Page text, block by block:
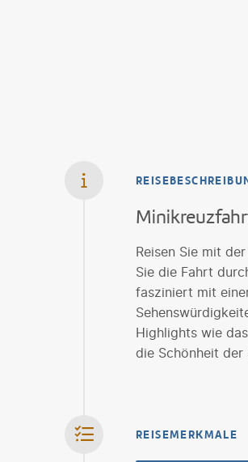
Reisen Sie mit
Sie die Fahrt
fasziniert mit
Highlights wie
die Schönheit der
REISEMERKMALE